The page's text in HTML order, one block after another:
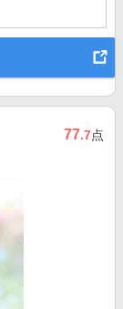
77.7点